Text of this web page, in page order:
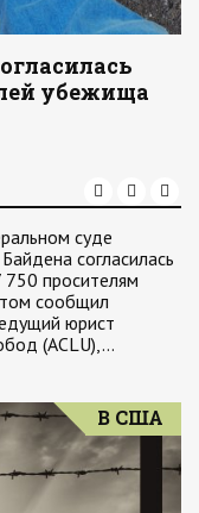
убежища
суде
согласилась
просителям
сообщил
юрист
(ACLU),…
В США